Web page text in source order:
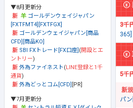
▼8月更新分
ゴールデンウェイジャパン
[FXTFMT4][FXTFGX]
ゴールデンウェイジャパン[商品
CFD][商品KO]
SBI FXトレード[FX口座] (開設とエ
ントリー)
外為ファイネスト(LINE登録と1千
通貨)
外為どっとコム[CFD]
[PR]
▼7月更新分
3千
365]
5千
パン